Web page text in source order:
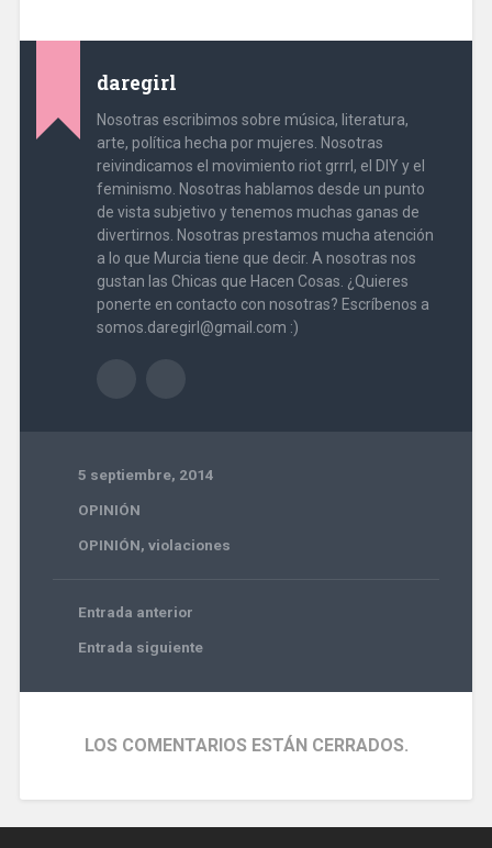
daregirl
Nosotras escribimos sobre música, literatura,
arte, política hecha por mujeres. Nosotras
reivindicamos el movimiento riot grrrl, el DIY y el
feminismo. Nosotras hablamos desde un punto
de vista subjetivo y tenemos muchas ganas de
divertirnos. Nosotras prestamos mucha atención
a lo que Murcia tiene que decir. A nosotras nos
gustan las Chicas que Hacen Cosas. ¿Quieres
ponerte en contacto con nosotras? Escríbenos a
somos.daregirl@gmail.com :)
5 septiembre, 2014
OPINIÓN
OPINIÓN, violaciones
Entrada anterior
Entrada siguiente
LOS COMENTARIOS ESTÁN CERRADOS.